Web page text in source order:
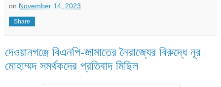
on November 14, 2023
Share
দেওয়ানগঞ্জে বিএনপি-জামাতের নৈরাজ্যের বিরুদ্ধে নূর
মোহাম্মদ সমর্থকদের প্রতিবাদ মিছিল